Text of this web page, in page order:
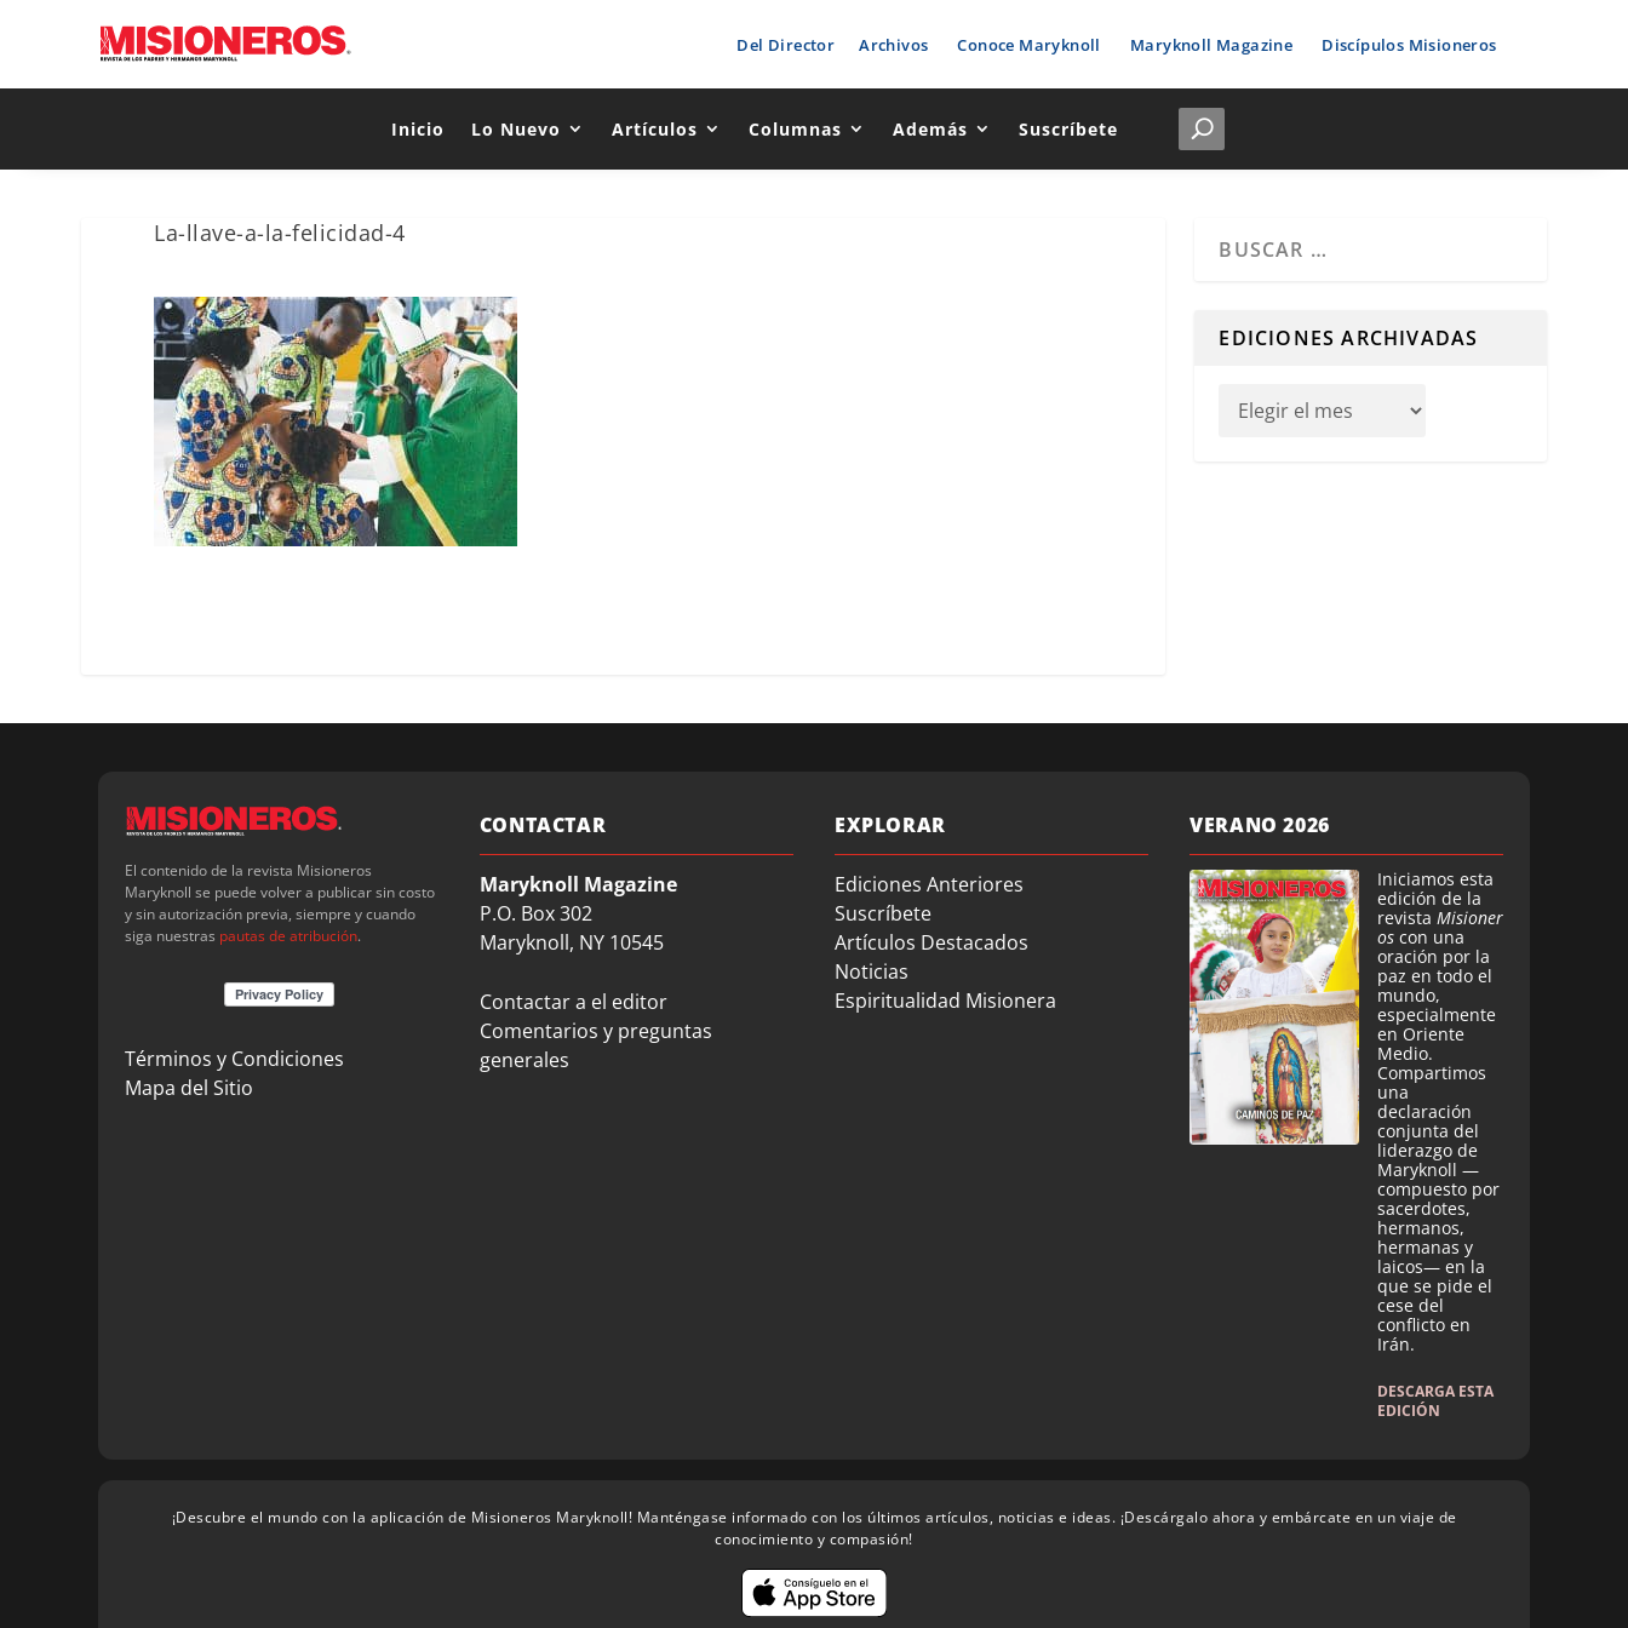
Del Director Archivos Conoce Maryknoll Maryknoll Magazine Discípulos Misioneros
Inicio Lo Nuevo Artículos Columnas Además Suscríbete
La-llave-a-la-felicidad-4
EDICIONES ARCHIVADAS
El contenido de la revista Misioneros
Maryknoll se puede volver a publicar sin costo
y sin autorización previa, siempre y cuando
siga nuestras pautas de atribución.
Términos y Condiciones
Mapa del Sitio
CONTACTAR
Maryknoll Magazine
P.O. Box 302
Maryknoll, NY 10545
Contactar a el editor
Comentarios y preguntas
generales
EXPLORAR
Ediciones Anteriores
Suscríbete
Artículos Destacados
Noticias
Espiritualidad Misionera
VERANO 2026
Iniciamos esta
edición de la
revista Misioner
os con una
oración por la
paz en todo el
mundo,
especialmente
en Oriente
Medio.
Compartimos
una
declaración
conjunta del
liderazgo de
Maryknoll —
compuesto por
sacerdotes,
hermanos,
hermanas y
laicos— en la
que se pide el
cese del
conflicto en
Irán.
DESCARGA ESTA
EDICIÓN
¡Descubre el mundo con la aplicación de Misioneros Maryknoll! Manténgase informado con los últimos artículos, noticias e ideas. ¡Descárgalo ahora y embárcate en un viaje de
conocimiento y compasión!